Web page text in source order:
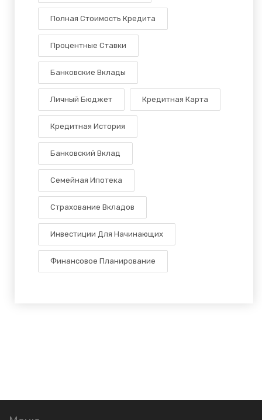
Полная Стоимость Кредита
Процентные Ставки
Банковские Вклады
Личный Бюджет Кредитная Карта
Кредитная История
Банковский Вклад
Семейная Ипотека
Страхование Вкладов
Инвестиции Для Начинающих
Финансовое Планирование